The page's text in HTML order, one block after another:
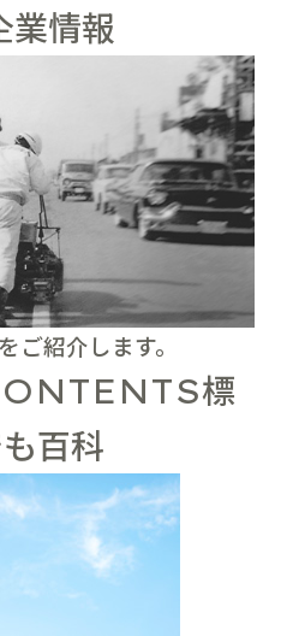
業情報
ご紹介します。
標
百科